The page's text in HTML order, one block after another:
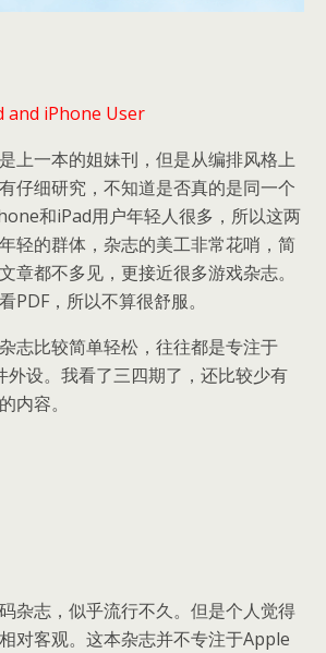
and iPhone User
上一本的姐妹刊，但是从编排风格上
仔细研究，不知道是否真的是同一个
和iPad用户年轻人很多，所以这两
轻的群体，杂志的美工非常花哨，简
章都不多见，更接近很多游戏杂志。
PDF，所以不算很舒服。
志比较简单轻松，往往都是专注于
外设。我看了三四期了，还比较少有
内容。
杂志，似乎流行不久。但是个人觉得
对客观。这本杂志并不专注于Apple